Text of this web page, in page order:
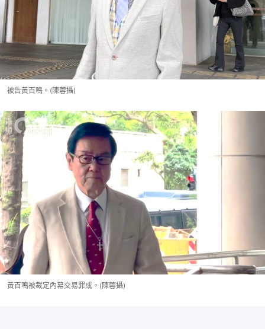
被告黃百鳴。(陳蓉攝)
黃百鳴被裁定內幕交易罪成。(陳蓉攝)